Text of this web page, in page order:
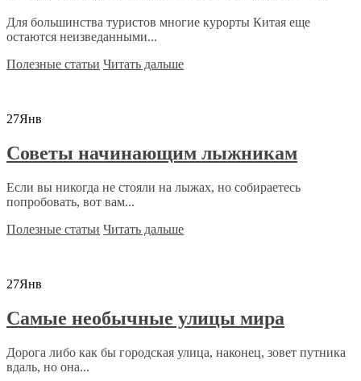
Для большинства туристов многие курорты Китая еще
остаются неизведанными...
Полезные статьи Читать дальше
27Янв
Советы начинающим лыжникам
Если вы никогда не стояли на лыжах, но собираетесь
попробовать, вот вам...
Полезные статьи Читать дальше
27Янв
Самые необычные улицы мира
Дорога либо как бы городская улица, наконец, зовет путника
вдаль, но она...